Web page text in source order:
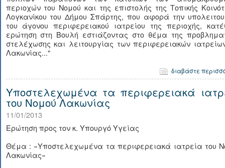
περιοχών του Νομού και της επιστολής της Τοπικής
Λογκανίκου του Δήμου Σπάρτης, που αφορά την
του άγονου περιφερειακού ιατρείου της περιοχής,
ερώτηση στη Βουλή εστιάζοντας στο θέμα της
στελέχωσης και λειτουργίας των περιφερειακών
Λακωνίας..."
διαβάστε
Υποστελεχωμένα τα περιφερειακά
του Νομού Λακωνίας
11/01/2013
Ερώτηση προς τον κ. Υπουργό Υγείας
Θέμα : «Υποστελεχωμένα τα περιφερειακά ιατρεία του
Λακωνίας»